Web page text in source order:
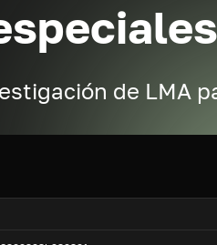
de LMA